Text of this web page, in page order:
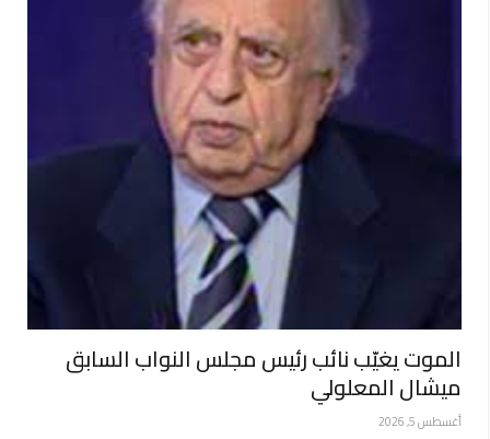
الموت يغيّب نائب رئيس مجلس النواب السابق
ميشال المعلولي
أغسطس 5, 2026